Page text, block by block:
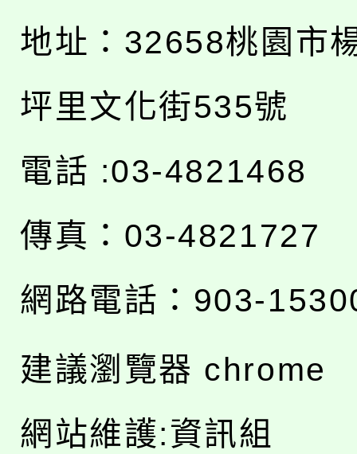
地址： 32658桃園市
坪里文化街535號
電話 :03-4821468
傳真：03-4821727
網路電話：903-
建議瀏覽器 chrome
網站維護:資訊組